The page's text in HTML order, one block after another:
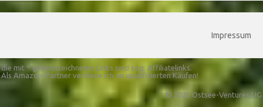
Impressum
die mit * gekennzeichneten Links sind sog. Affiliatelinks.
Als Amazon-Partner verdiene ich an qualifizierten Käufen!
© 2025 Ostsee-Ventures UG